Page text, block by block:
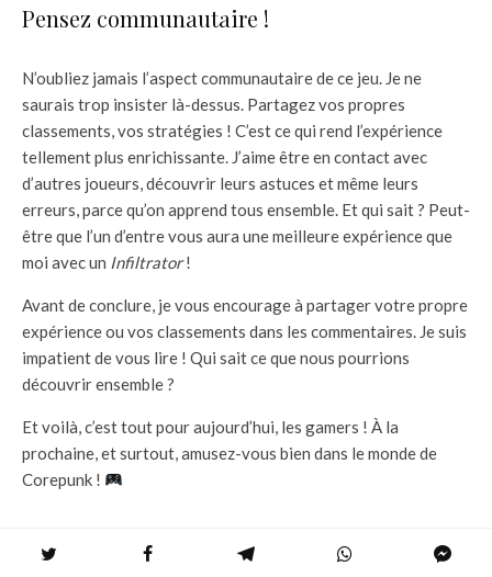
Pensez communautaire !
N’oubliez jamais l’aspect communautaire de ce jeu. Je ne
saurais trop insister là-dessus. Partagez vos propres
classements, vos stratégies ! C’est ce qui rend l’expérience
tellement plus enrichissante. J’aime être en contact avec
d’autres joueurs, découvrir leurs astuces et même leurs
erreurs, parce qu’on apprend tous ensemble. Et qui sait ? Peut-
être que l’un d’entre vous aura une meilleure expérience que
moi avec un Infiltrator!
Avant de conclure, je vous encourage à partager votre propre
expérience ou vos classements dans les commentaires. Je suis
impatient de vous lire ! Qui sait ce que nous pourrions
découvrir ensemble ?
Et voilà, c’est tout pour aujourd’hui, les gamers ! À la
prochaine, et surtout, amusez-vous bien dans le monde de
Corepunk !